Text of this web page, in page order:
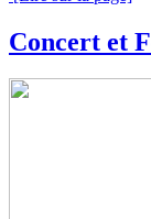
Concert et